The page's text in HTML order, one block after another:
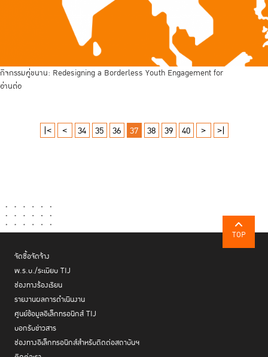
กิจกรรมคู่ขนาน: Redesigning a Borderless Youth Engagement for
อ่านต่อ
|< < 34 35 36 37 38 39 40 > >|
TOP
จัดซื้อจัดจ้าง
พ.ร.บ./ระเบียบ TIJ
ช่องทางร้องเรียน
รายงานผลการดำเนินงาน
ศูนย์ข้อมูลอิเล็กทรอนิกส์ TIJ
บอกรับข่าวสาร
ช่องทางอิเล็กทรอนิกส์สำหรับติดต่อสถาบันฯ